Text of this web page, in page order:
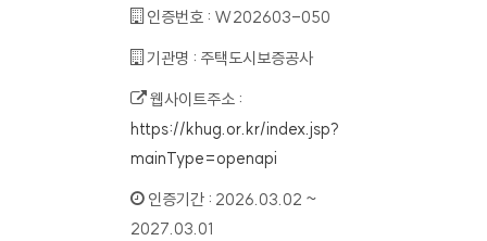
인증번호 : W202603-050
기관명 : 주택도시보증공사
웹사이트주소 :
https://khug.or.kr/index.jsp?
mainType=openapi
인증기간 : 2026.03.02 ~
2027.03.01